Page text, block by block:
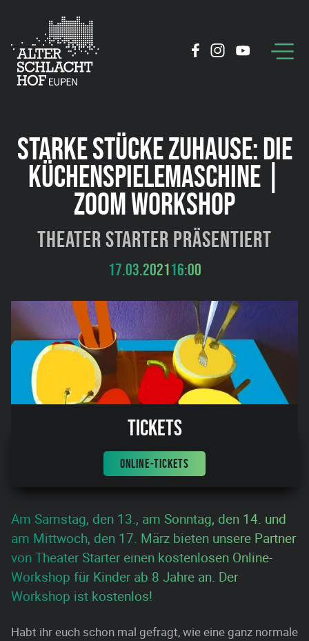
STARKE STÜCKE ZUHAUSE: DIE
KÜCHENSPIELEMASCHINE |
ZOOM WORKSHOP
Theater Starter präsentiert
17.03.202116:00
Tickets
ONLINE-TICKETS
Am Samstag, den 13., am Sonntag, den 14. und
am Mittwoch, den 17. März bieten unsere Partner
von Theater Starter einen kostenlosen Online-
Workshop für Kinder ab 8 Jahre an. Der
Workshop ist kostenlos!
Habt ihr euch schon mal gefragt, wie eine ganz normale